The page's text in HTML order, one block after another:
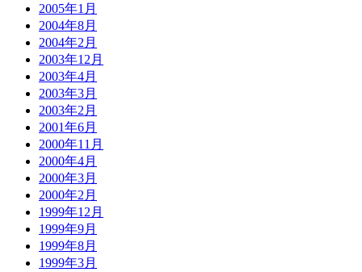
2005年1月
2004年8月
2004年2月
2003年12月
2003年4月
2003年3月
2003年2月
2001年6月
2000年11月
2000年4月
2000年3月
2000年2月
1999年12月
1999年9月
1999年8月
1999年3月